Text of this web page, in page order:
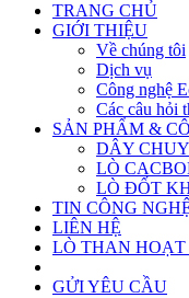
TRANG CHỦ
GIỚI THIỆU
Về chúng tôi
Dịch vụ
Công nghệ
Các câu hỏi
SẢN PHẨM &
DÂY
LÒ
LÒ ĐỐT
TIN CÔNG
LIÊN HỆ
LÒ THAN HOẠT
GỬI YÊU CẦU